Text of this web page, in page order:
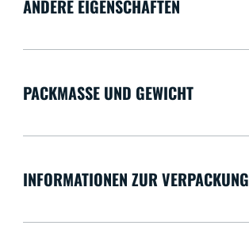
ANDERE EIGENSCHAFTEN
PACKMASSE UND GEWICHT
INFORMATIONEN ZUR VERPACKUNG